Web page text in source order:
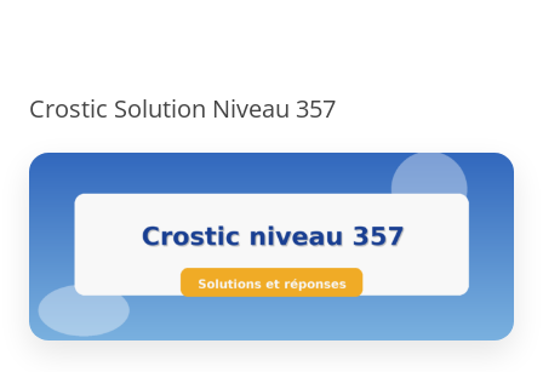
Crostic Solution Niveau 357